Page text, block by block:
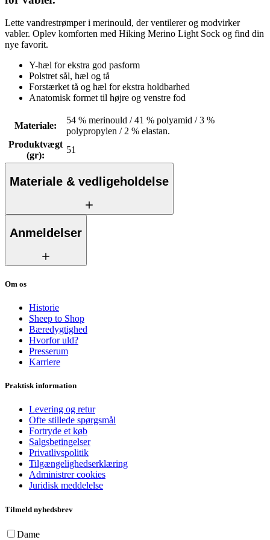
Lette vandrestrømper i merinould, der ventilerer og modvirker
vabler. Oplev komforten med Hiking Merino Light Sock og find din
nye favorit.
Y-hæl for ekstra god pasform
Polstret sål, hæl og tå
Forstærket tå og hæl for ekstra holdbarhed
Anatomisk formet til højre og venstre fod
Materiale:
54 % merinould / 41 % polyamid / 3 %
polypropylen / 2 % elastan.
Produktvægt
(gr):
51
Materiale & vedligeholdelse
Anmeldelser
Om os
Historie
Sheep to Shop
Bæredygtighed
Hvorfor uld?
Presserum
Karriere
Praktisk information
Levering og retur
Ofte stillede spørgsmål
Fortryde et køb
Salgsbetingelser
Privatlivspolitik
Tilgængelighedserklæring
Administrer cookies
Juridisk meddelelse
Tilmeld nyhedsbrev
Dame